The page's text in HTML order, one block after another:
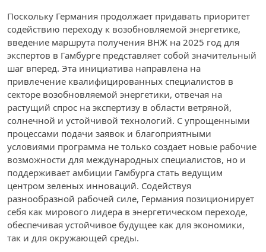
Поскольку Германия продолжает придавать приоритет
содействию переходу к возобновляемой энергетике,
введение маршрута получения ВНЖ на 2025 год для
экспертов в Гамбурге представляет собой значительный
шаг вперед. Эта инициатива направлена на
привлечение квалифицированных специалистов в
секторе возобновляемой энергетики, отвечая на
растущий спрос на экспертизу в области ветряной,
солнечной и устойчивой технологий. С упрощенными
процессами подачи заявок и благоприятными
условиями программа не только создает новые рабочие
возможности для международных специалистов, но и
поддерживает амбиции Гамбурга стать ведущим
центром зеленых инноваций. Содействуя
разнообразной рабочей силе, Германия позиционирует
себя как мирового лидера в энергетическом переходе,
обеспечивая устойчивое будущее как для экономики,
так и для окружающей среды.